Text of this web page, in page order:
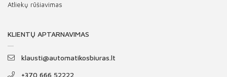
Atliekų rūšiavimas
KLIENTŲ APTARNAVIMAS
klausti@automatikosbiuras.lt
+370 666 52222